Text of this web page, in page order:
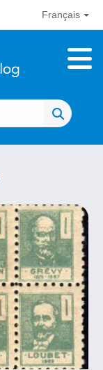
Français